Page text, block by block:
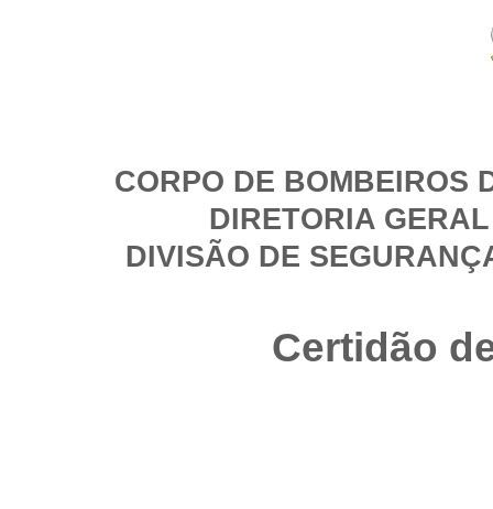
CORPO DE BOMBEIROS
DIRETORIA
DIVISÃO DE
Certidão